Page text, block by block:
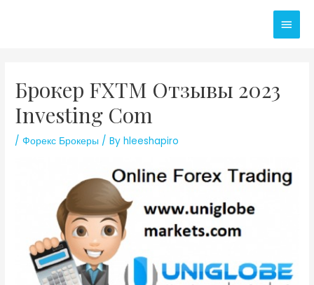
Main
Брокер FXTM Отзывы 2023
Investing Com
/Форекс Брокеры / Byhleeshapiro